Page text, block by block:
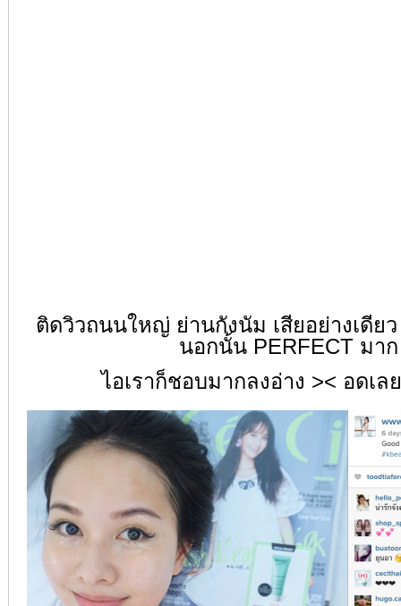
ติดวิวถนนใหญ่ ย่านกังนัม เสียอย่างเดีย
นอกนั้น PERFECT มาก
ไอเราก็ชอบมากลงอ่าง >< อดเล